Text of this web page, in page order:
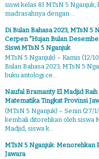
siswi kelas 8I MTsN 5
madrasahnya dengan ...
Di Bulan Bahasa 2023, MTsN 5
Cerpen "Hujan Bulan
Siswi MTsN 5 Nganjuk
MTsN 5 Nganjuk) – Kamis (12/
Bulan Bahasa 2023, MTsN 5
buku antologi ce...
Naufal Bramanty El Madjid
Matematika Tingkat Provinsi
(MTsN 5 Nganjuk) – Senin (27/
kembali ditorehkan oleh siswa
Madjid, siswa k...
MTsN 5 Nganjuk: Menorehkan
Jawara